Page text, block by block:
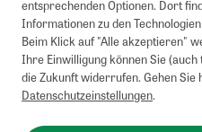
entsprechenden Optionen. Dort
Informationen zu den
Beim Klick auf "Alle akzeptieren"
Ihre Einwilligung können Sie
die Zukunft widerrufen. Gehen Sie
Datenschutzeinstellungen.